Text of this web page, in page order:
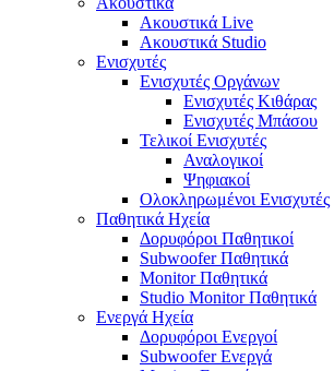
Ακουστικά Live
Ακουστικά Studio
Ενισχυτές
Ενισχυτές Οργάνων
Ενισχυτές Κιθάρας
Ενισχυτές Μπάσου
Τελικοί Ενισχυτές
Αναλογικοί
Ψηφιακοί
Ολοκληρωμένοι Ενισχυτές
Παθητικά Ηχεία
Δορυφόροι Παθητικοί
Subwoofer Παθητικά
Monitor Παθητικά
Studio Monitor Παθητικά
Ενεργά Ηχεία
Δορυφόροι Ενεργοί
Subwoofer Ενεργά